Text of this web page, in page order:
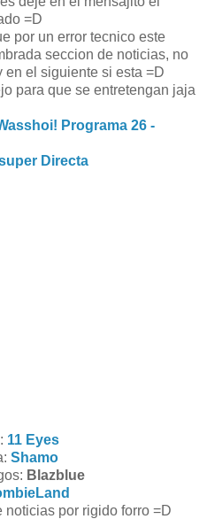
=D
por un error tecnico este
seccion de noticias, no
el siguiente si esta =D
para que se entretengan jaja
Programa 26 -
Directa
11 Eyes
Shamo
Blazblue
por rigido forro =D